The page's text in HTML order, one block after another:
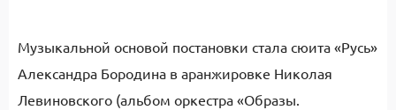
Музыкальной основой постановки стала сюита «Русь»
Александра Бородина в аранжировке Николая
Левиновского (альбом оркестра «Образы.